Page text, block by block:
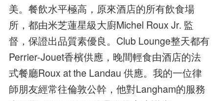
美。餐飲水平極高，原來酒店的所有飲食場
所，都由米芝蓮星級大廚Michel Roux Jr. 監
督，保證出品質素優良。Club Lounge整天都有
Perrier-Jouet香檳供應，晚間輕食由酒店的法
式餐廳Roux at the Landau 供應。我的一位律
師朋友經常往倫敦公幹，他對Langham的服務